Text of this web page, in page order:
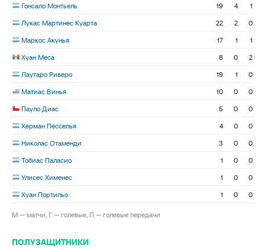
Гонсало Монтьель 19 4
1
Лукас Мартинес Куарта
22 2
0
Маркос Акунья
17 1
1
Хуан Меса
8 0
2
Лаутаро Риверо
19 1
0
Матиас Винья
10 0
0
Пауло Диас
5 0
0
Херман Песселья
4 0
0
Николас Отаменди
3 0
0
Тобиас Паласио
1 0
0
Улисес Хименес
1 0
0
Хуан Портильо
1 0 0
М — матчи, Г — голевые, П — голевые передачи
ПОЛУЗАЩИТНИКИ